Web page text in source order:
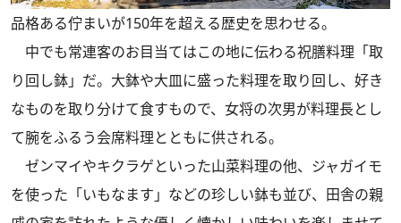
品格ある佇まいが150年を超える歴史を思わせる。
中でも常連客のお目当てはこの地に伝わる祝膳料理「取
り回し鉢」だ。大鉢や大皿に盛った料理を取り回し、好き
なものを取り分けて食すもので、女将の次男が料理長とし
て腕をふるう会席料理とともに供される。
ゼンマイやキクラゲといった山菜料理の他、ジャガイモ
を使った「いもなます」などの珍しい鉢も並び、田舎の親